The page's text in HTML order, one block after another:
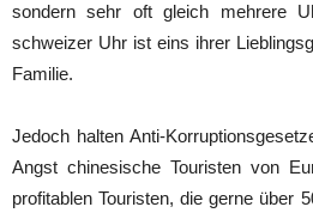
sondern sehr oft gleich mehrere
schweizer Uhr ist eins ihrer
Familie.
Jedoch halten Anti-
Angst chinesische Touristen von
profitablen Touristen, die gerne über